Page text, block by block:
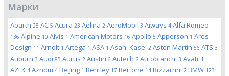
Марки
Abarth 28 AC 5 Acura 23 Aehra 2 AeroMobil 3 Aiways 4 Alfa Romeo
136 Alpine 10 Alvis 1 American Motors 16 Apollo 5 Apperson 1 Ares
Design 11 Arnolt 1 Artega 1 ASA 1 Asahi Kasei 2 Aston Martin 56 ATS 3
Auburn 3 Audi 85 Aurus 2 Austin 6 Autech 2 Autobianchi 3 Avatr 1
AZLK 4 Aznom 4 Beijing 1 Bentley 17 Bertone 14 Bizzarrini 2 BMW 123